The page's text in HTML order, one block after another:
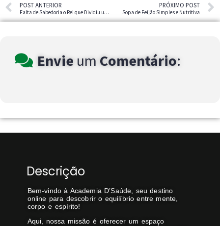
POST ANTERIOR
Falta de Sabedoria o Rei que Dividiu um Reino
PRÓXIMO POST
Sopa de Feijão Simples e Nutritiva
Envie um Comentário:
Descrição
Bem-vindo à Academia D’Saúde, seu destino
online para descobrir o equilíbrio entre mente,
corpo e espírito!
Aqui, nossa missão é oferecer um espaço